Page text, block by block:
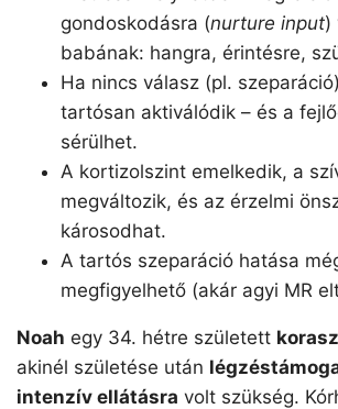
gondoskodásra (nurture input)
babának: hangra, érintésre,
Ha nincs válasz (pl.
tartósan aktiválódik – és a
sérülhet.
A kortizolszint emelkedik, a
megváltozik, és az érzelmi
károsodhat.
A tartós szeparáció hatása
megfigyelhető (akár agyi MR
Noah egy 34. hétre született
akinél születése után
intenzív ellátásra volt szükség.